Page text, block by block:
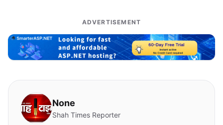
ADVERTISEMENT
None
Shah Times Reporter